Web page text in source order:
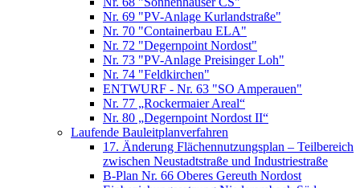
Nr. 69 "PV-Anlage Kurlandstraße"
Nr. 70 "Containerbau ELA"
Nr. 72 "Degernpoint Nordost"
Nr. 73 "PV-Anlage Preisinger Loh"
Nr. 74 "Feldkirchen"
ENTWURF - Nr. 63 "SO Amperauen"
Nr. 77 „Rockermaier Areal“
Nr. 80 „Degernpoint Nordost II“
Laufende Bauleitplanverfahren
17. Änderung Flächennutzungsplan – Teilbereich
zwischen Neustadtstraße und Industriestraße
B-Plan Nr. 66 Oberes Gereuth Nordost